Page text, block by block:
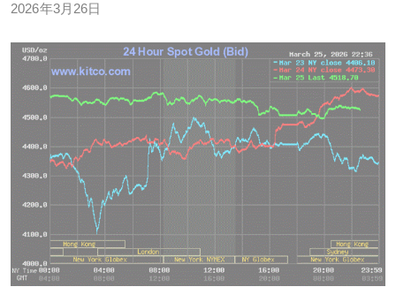
2026年3月26日